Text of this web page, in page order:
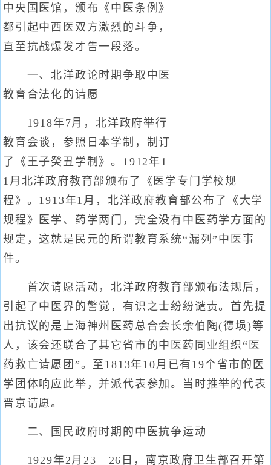
中央国医馆，颁布《中医条例》
都引起中西医双方激烈的斗争，
直至抗战爆发才告一段落。
一、北洋政论时期争取中医
教育合法化的请愿
1918年7月，北洋政府举行
教育会谈，参照日本学制，制订
了《王子癸丑学制》。1912年1
1月北洋政府教育部颁布了《医学专门学校规
程》。1913年1月，北洋政府教育部公布了《大学
规程》医学、药学两门，完全没有中医药学方面的
规定，这就是民元的所谓教育系统“漏列”中医事
件。
首次请愿活动，北洋政府教育部颁布法规后，
引起了中医界的警觉，有识之士纷纷谴责。首先提
出抗议的是上海神州医药总合会长余伯陶(德埙)等
人，该会还联合了其它省市的中医药同业组织“医
药救亡请愿团”。至1813年10月已有19个省市的医
学团体响应此举，并派代表参加。当时推举的代表
晋京请愿。
二、国民政府时期的中医抗争运动
1929年2月23—26日，南京政府卫生部召开第